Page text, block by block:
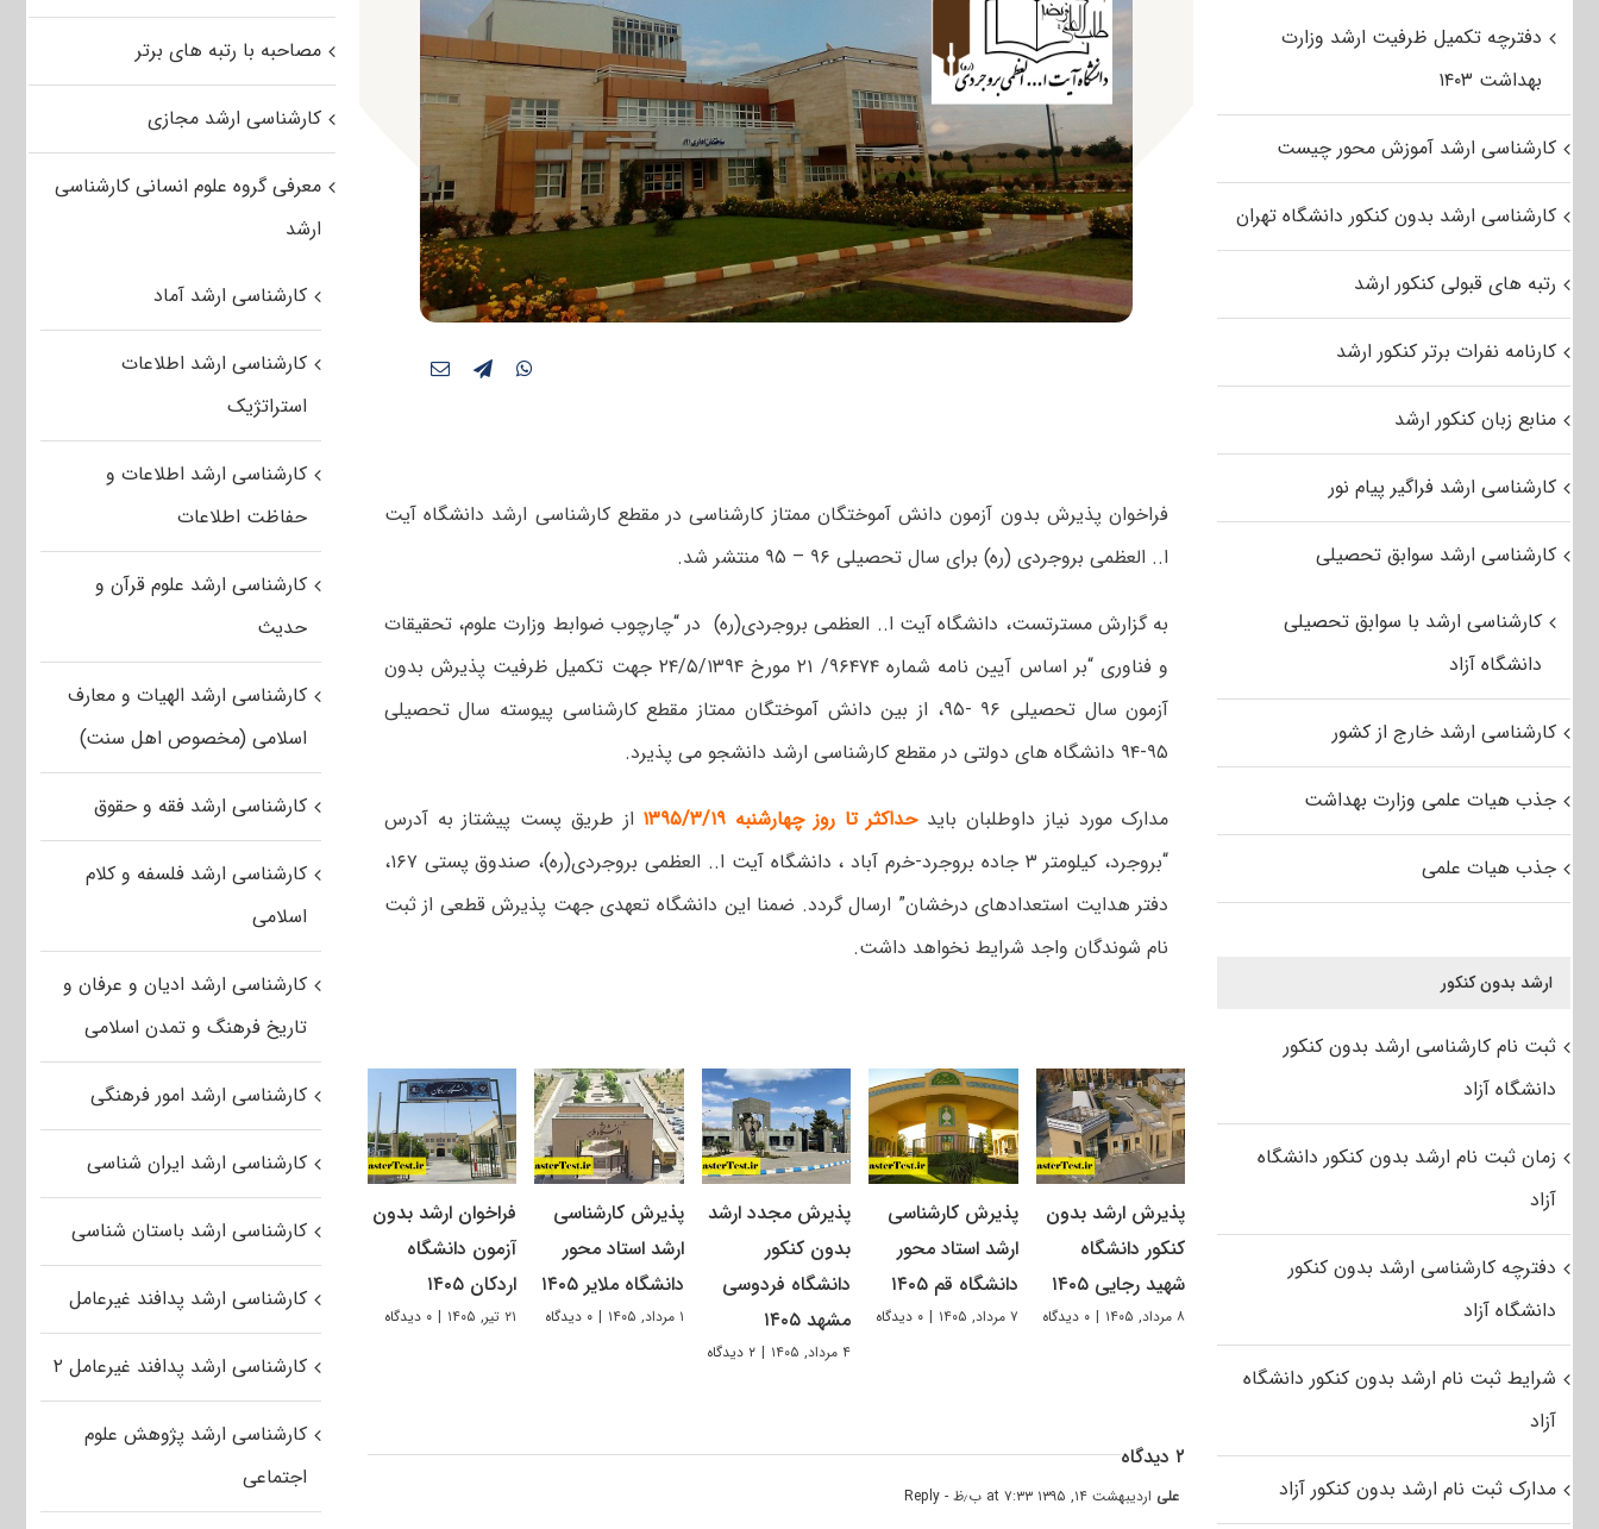
فراخوان پذیرش بدون آزمون دانش آموختگان ممتاز کارشناسی در مقطع کارشناسی ارشد دانشگاه آیت
ا.. العظمی بروجردی (ره) برای سال تحصیلی ۹۶ – ۹۵ منتشر شد.
به گزارش مسترتست، دانشگاه آیت ا.. العظمی بروجردی(ره) در “چارچوب ضوابط وزارت علوم، تحقیقات
و فناوری “بر اساس آیین نامه شماره ۹۶۴۷۴/ ۲۱ مورخ ۲۴/۵/۱۳۹۴ جهت تکمیل ظرفیت پذیرش بدون
آزمون سال تحصیلی ۹۶ -۹۵، از بین دانش آموختگان ممتاز مقطع کارشناسی پیوسته سال تحصیلی
۹۵-۹۴ دانشگاه های دولتی در مقطع کارشناسی ارشد دانشجو می پذیرد.
مدارک مورد نیاز داوطلبان بایدحداکثر تا روز چهارشنبه ۱۳۹۵/۳/۱۹
از طریق پست پیشتاز به آدرس
“بروجرد، کیلومتر ۳ جاده بروجرد-خرم آباد ، دانشگاه آیت ا.. العظمی بروجردی(ره)، صندوق پستی ۱۶۷،
دفتر هدایت استعدادهای درخشان” ارسال گردد. ضمنا این دانشگاه تعهدی جهت پذیرش قطعی از ثبت
نام شوندگان واجد شرایط نخواهد داشت.
پذیرش ارشد بدون
کنکور دانشگاه
شهید رجایی ۱۴۰۵
۸ مرداد, ۱۴۰۵ | ۰ دیدگاه
پذیرش کارشناسی
ارشد استاد محور
دانشگاه قم ۱۴۰۵
۷ مرداد, ۱۴۰۵ | ۰ دیدگاه
پذیرش مجدد ارشد
بدون کنکور
دانشگاه فردوسی
مشهد ۱۴۰۵
۴ مرداد, ۱۴۰۵ | ۲ دیدگاه
پذیرش کارشناسی
ارشد استاد محور
دانشگاه ملایر ۱۴۰۵
۱ مرداد, ۱۴۰۵ | ۰ دیدگاه
فراخوان ارشد بدون
آزمون دانشگاه
اردکان ۱۴۰۵
۲۱ تیر, ۱۴۰۵ | ۰ دیدگاه
۲ دیدگاه
علی اردیبهشت ۱۴, ۱۳۹۵ at ۷:۳۳ ب٫ظ - Reply
مصاحبه با رتبه های برتر
کارشناسی ارشد مجازی
معرفی گروه علوم انسانی کارشناسی
ارشد
کارشناسی ارشد آماد
کارشناسی ارشد اطلاعات
استراتژیک
کارشناسی ارشد اطلاعات و
حفاظت اطلاعات
کارشناسی ارشد علوم قرآن و
حدیث
کارشناسی ارشد الهیات و معارف
اسلامی (مخصوص اهل سنت)
کارشناسی ارشد فقه و حقوق
کارشناسی ارشد فلسفه و کلام
اسلامی
کارشناسی ارشد ادیان و عرفان و
تاریخ فرهنگ و تمدن اسلامی
کارشناسی ارشد امور فرهنگی
کارشناسی ارشد ایران شناسی
کارشناسی ارشد باستان شناسی
کارشناسی ارشد پدافند غیرعامل
کارشناسی ارشد پدافند غیرعامل ۲
کارشناسی ارشد پژوهش علوم
اجتماعی
دفترچه تکمیل ظرفیت ارشد وزارت
بهداشت ۱۴۰۳
کارشناسی ارشد آموزش محور چیست
کارشناسی ارشد بدون کنکور دانشگاه تهران
رتبه های قبولی کنکور ارشد
کارنامه نفرات برتر کنکور ارشد
منابع زبان کنکور ارشد
کارشناسی ارشد فراگیر پیام نور
کارشناسی ارشد سوابق تحصیلی
کارشناسی ارشد با سوابق تحصیلی
دانشگاه آزاد
کارشناسی ارشد خارج از کشور
جذب هیات علمی وزارت بهداشت
جذب هیات علمی
ارشد بدون کنکور
ثبت نام کارشناسی ارشد بدون کنکور
دانشگاه آزاد
زمان ثبت نام ارشد بدون کنکور دانشگاه
آزاد
دفترچه کارشناسی ارشد بدون کنکور
دانشگاه آزاد
شرایط ثبت نام ارشد بدون کنکور دانشگاه
آزاد
مدارک ثبت نام ارشد بدون کنکور آزاد